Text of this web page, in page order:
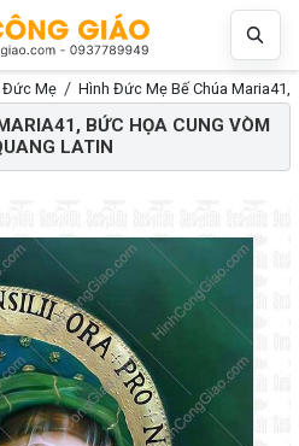
Đức Mẹ Hình Đức Mẹ Bế Chúa
BỨC HỌA CUNG VÒM
LATIN